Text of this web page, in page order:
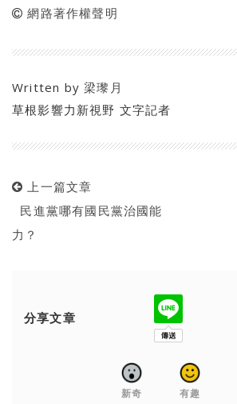
網路著作權聲明
Written by梁瓈月
草根影響力新視野 文字記者
上一篇文章
民進黨哪有國民黨治國能
力？
分享文章
新奇 有趣